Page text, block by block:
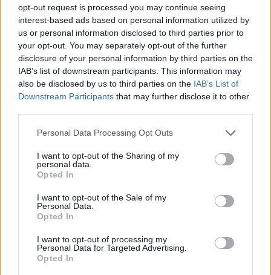
opt-out request is processed you may continue seeing
interest-based ads based on personal information utilized by
us or personal information disclosed to third parties prior to
your opt-out. You may separately opt-out of the further
disclosure of your personal information by third parties on the
IAB’s list of downstream participants. This information may
also be disclosed by us to third parties on the IAB’s List of
Downstream Participants that may further disclose it to other
Personal Data Processing Opt Outs
I want to opt-out of the Sharing of my
personal data.
Opted In
I want to opt-out of the Sale of my
Personal Data.
Opted In
I want to opt-out of processing my
Personal Data for Targeted Advertising.
Opted In
2026-08-07
97,6 százalékon áll Norvégia villanyautó-
aránya – közben átrendeződött a márkák
sorrendje
2026-08-07
Tesla: visszatért a régi árazás a magyar
Supercharger-hálózaton
Hivatalos papírokban bukkant fel a Smart #2
– kiderült az ár...
2026-08-09